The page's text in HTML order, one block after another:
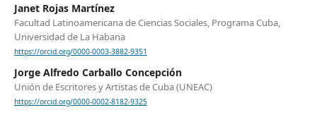
Janet Rojas Martínez
Facultad Latinoamericana de Ciencias Sociales, Programa Cuba,
Universidad de La Habana
https://orcid.org/0000-0003-3882-9351
Jorge Alfredo Carballo Concepción
Unión de Escritores y Artistas de Cuba (UNEAC)
https://orcid.org/0000-0002-8182-9325